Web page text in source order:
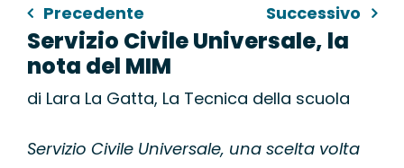
CHI SIAMO
CORSI DI
Precedente Successivo
Servizio Civile Universale, la
nota del MIM
di Lara La Gatta, La Tecnica della scuola
Servizio Civile Universale, una scelta volta